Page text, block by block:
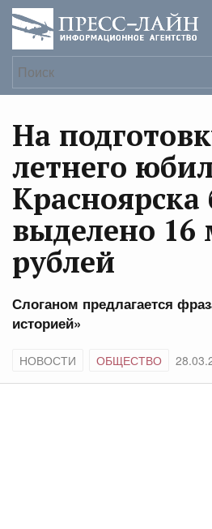
На
летнего
Красноярска
выделено 16
рублей
Слоганом предлагается
историей»
НОВОСТИ ОБЩЕСТВО